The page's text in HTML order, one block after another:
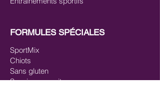
FORMULES SPÉCIALES
SportMix
Chiots
Sans gluten
Saucissons cuits